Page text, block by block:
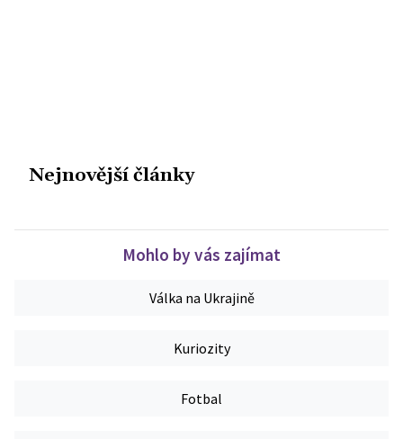
Nejnovější články
Mohlo by vás zajímat
Válka na Ukrajině
Kuriozity
Fotbal